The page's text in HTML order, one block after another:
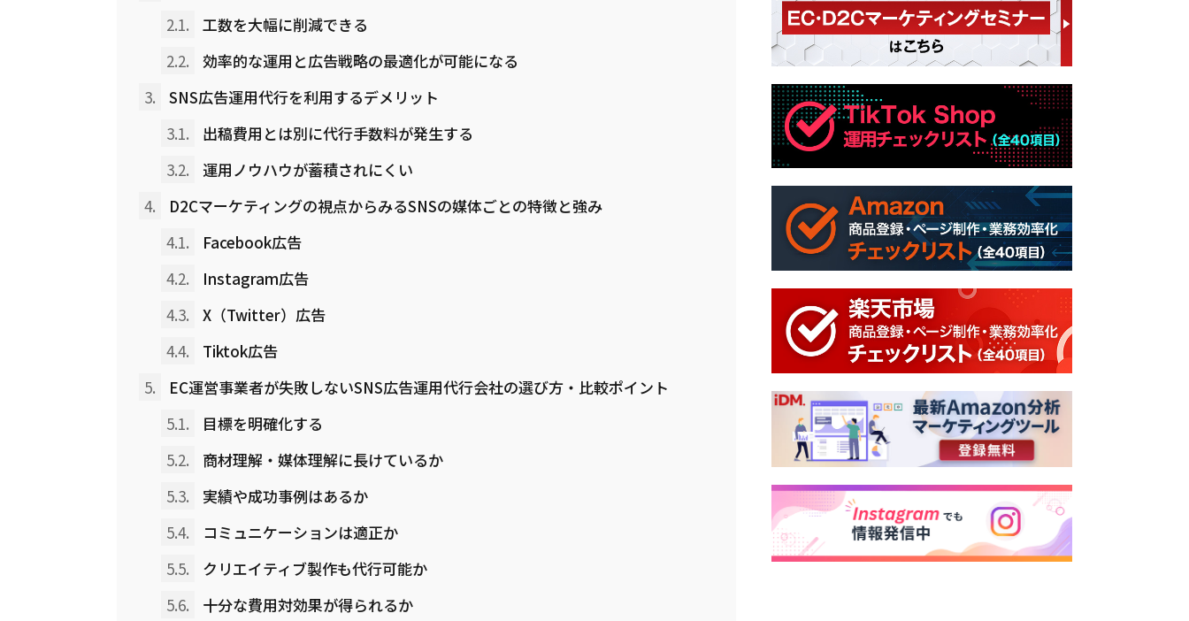
2.1.
工数を大幅に削減できる
2.2.
効率的な運用と広告戦略の最適化が可能になる
3.
SNS広告運用代行を利用するデメリット
3.1.
出稿費用とは別に代行手数料が発生する
3.2.
運用ノウハウが蓄積されにくい
4.
D2Cマーケティングの視点からみるSNSの媒体ごとの特徴と強み
4.1.
Facebook広告
4.2.
Instagram広告
4.3.
X（Twitter）広告
4.4.
Tiktok広告
5.
EC運営事業者が失敗しないSNS広告運用代行会社の選び方・比較ポイント
5.1.
目標を明確化する
5.2.
商材理解・媒体理解に長けているか
5.3.
実績や成功事例はあるか
5.4.
コミュニケーションは適正か
5.5.
クリエイティブ製作も代行可能か
5.6.
十分な費用対効果が得られるか